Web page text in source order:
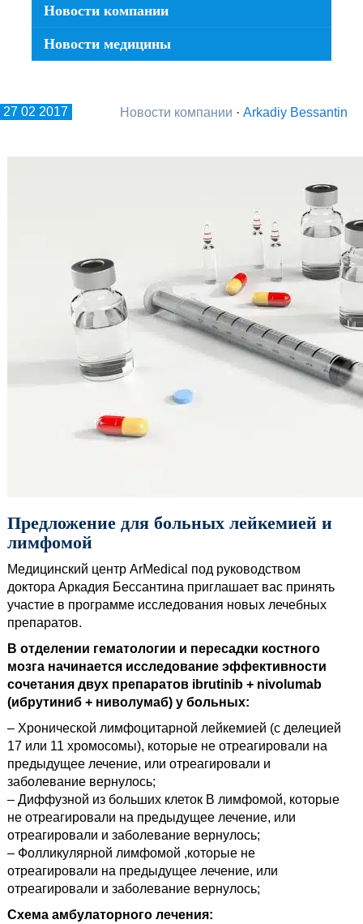
Новости компании
Новости медицины
27 02 2017 Новости компании · Arkadiy Bessantin
Предложение для больных лейкемией и
лимфомой
Медицинский центр ArMedical под руководством
доктора Аркадия Бессантина приглашает вас принять
участие в программе исследования новых лечебных
препаратов.
В отделении гематологии и пересадки костного
мозга начинается исследование эффективности
сочетания двух препаратов ibrutinib + nivolumab
(ибрутиниб + ниволумаб) у больных:
– Хронической лимфоцитарной лейкемией (с делецией
17 или 11 хромосомы), которые не отреагировали на
предыдущее лечение, или отреагировали и
заболевание вернулось;
– Диффузной из больших клеток В лимфомой, которые
не отреагировали на предыдущее лечение, или
отреагировали и заболевание вернулось;
– Фолликулярной лимфомой ,которые не
отреагировали на предыдущее лечение, или
отреагировали и заболевание вернулось;
Схема амбулаторного лечения: